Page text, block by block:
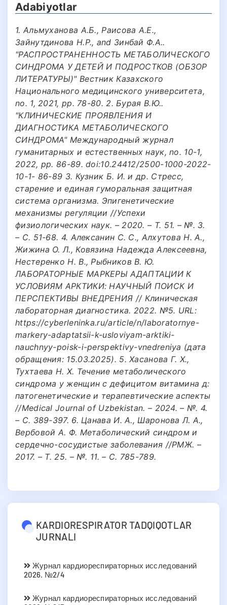
Adabiyotlar
1. Альмуханова А.Б., Раисова А.Е.,
Зайнутдинова Н.Р., and Зинбай Ф.А..
"РАСПРОСТРАНЕННОСТЬ МЕТАБОЛИЧЕСКОГО
СИНДРОМА У ДЕТЕЙ И ПОДРОСТКОВ (ОБЗОР
ЛИТЕРАТУРЫ)" Вестник Казахского
Национального медицинского университета,
no. 1, 2021, pp. 78-80. 2. Бурая В.Ю..
"КЛИНИЧЕСКИЕ ПРОЯВЛЕНИЯ И
ДИАГНОСТИКА МЕТАБОЛИЧЕСКОГО
СИНДРОМА" Международный журнал
гуманитарных и естественных наук, no. 10-1,
2022, pp. 86-89. doi:10.24412/2500-1000-2022-
10-1- 86-89 3. Кузник Б. И. и др. Стресс,
старение и единая гуморальная защитная
система организма. Эпигенетические
механизмы регуляции //Успехи
физиологических наук. – 2020. – Т. 51. – №. 3.
– С. 51-68. 4. Алексанин С. С., Алхутова Н. А.,
Жижина О. Л., Ковязина Надежда Алексеевна,
Нестеренко Н. В., Рыбников В. Ю.
ЛАБОРАТОРНЫЕ МАРКЕРЫ АДАПТАЦИИ К
УСЛОВИЯМ АРКТИКИ: НАУЧНЫЙ ПОИСК И
ПЕРСПЕКТИВЫ ВНЕДРЕНИЯ // Клиническая
лабораторная диагностика. 2022. №5. URL:
https://cyberleninka.ru/article/n/laboratornye-
markery-adaptatsii-k-usloviyam-arktiki-
nauchnyy-poisk-i-perspektivy-vnedreniya (дата
обращения: 15.03.2025). 5. Хасанова Г. Х.,
Тухтаева Н. Х. Течение метаболического
синдрома у женщин с дефицитом витамина д:
патогенетические и терапевтические аспекты
//Medical Journal of Uzbekistan. – 2024. – №. 4.
– С. 389-397. 6. Цанава И. А., Шаронова Л. А.,
Вербовой А. Ф. Метаболический синдром и
сердечно-сосудистые заболевания //РМЖ. –
2017. – Т. 25. – №. 11. – С. 785-789.
KARDIORESPIRATOR TADQIQOTLAR
JURNALI
Журнал кардиореспираторных исследований
2026. №2/4
Журнал кардиореспираторных исследований